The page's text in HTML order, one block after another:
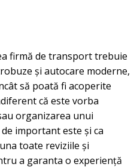
firmă de transport trebuie
și autocare moderne,
să poată fi acoperite
că este vorba
organizarea unui
important este și ca
toate reviziile și
a garanta o experiență